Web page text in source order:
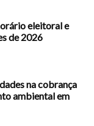
eleitoral e
de 2026
na cobrança
ambiental em